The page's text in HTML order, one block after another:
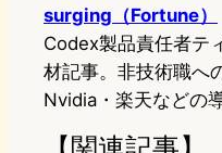
surging（Fortune）
Codex製品責任者テ
材記事。非技術職へ
Nvidia・楽天などの